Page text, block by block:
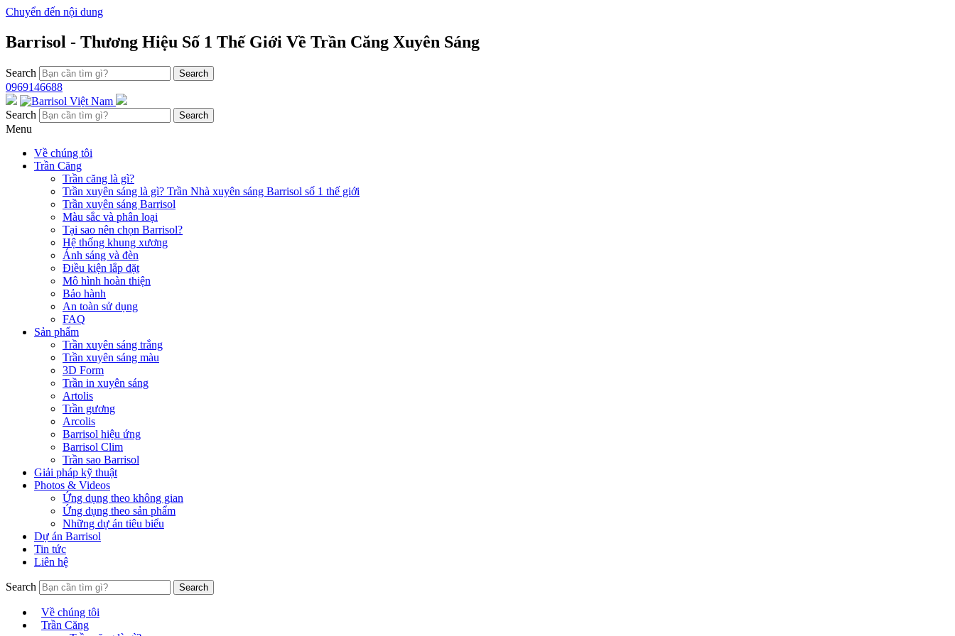
Chuyển đến nội dung
Barrisol - Thương Hiệu Số 1 Thế Giới Về Trần Căng Xuyên Sáng
Search
0969146688
Search
Menu
Về chúng tôi
Trần Căng
Trần căng là gì?
Trần xuyên sáng là gì? Trần Nhà xuyên sáng Barrisol số 1 thế giới
Trần xuyên sáng Barrisol
Màu sắc và phân loại
Tại sao nên chọn Barrisol?
Hệ thống khung xương
Ánh sáng và đèn
Điều kiện lắp đặt
Mô hình hoàn thiện
Bảo hành
An toàn sử dụng
FAQ
Sản phẩm
Trần xuyên sáng trắng
Trần xuyên sáng màu
3D Form
Trần in xuyên sáng
Artolis
Trần gương
Arcolis
Barrisol hiệu ứng
Barrisol Clim
Trần sao Barrisol
Giải pháp kỹ thuật
Photos & Videos
Ứng dụng theo không gian
Ứng dụng theo sản phẩm
Những dự án tiêu biểu
Dự án Barrisol
Tin tức
Liên hệ
Search
Về chúng tôi
Trần Căng